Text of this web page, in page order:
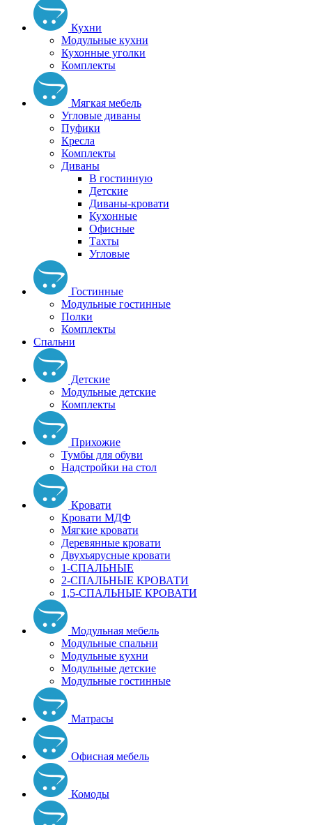
Кухни
Модульные кухни
Кухонные уголки
Комплекты
Мягкая мебель
Угловые диваны
Пуфики
Кресла
Комплекты
Диваны
В гостинную
Детские
Диваны-кровати
Кухонные
Офисные
Тахты
Угловые
Гостинные
Модульные гостинные
Полки
Комплекты
Спальни
Детские
Модульные детские
Комплекты
Прихожие
Тумбы для обуви
Надстройки на стол
Кровати
Кровати МДФ
Мягкие кровати
Деревянные кровати
Двухъярусные кровати
1-СПАЛЬНЫЕ
2-СПАЛЬНЫЕ КРОВАТИ
1,5-СПАЛЬНЫЕ КРОВАТИ
Модульная мебель
Модульные спальни
Модульные кухни
Модульные детские
Модульные гостинные
Матрасы
Офисная мебель
Комоды